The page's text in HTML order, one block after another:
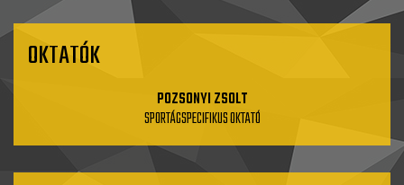
OKTATÓK
POZSONYI ZSOLT
SPORTÁGSPECIFIKUS OKTATÓ